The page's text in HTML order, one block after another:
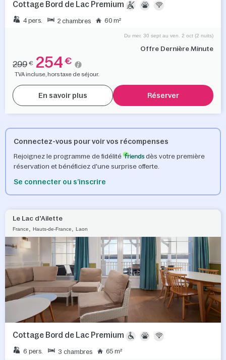
Cottage Bord de Lac Premium
4 pers. 2 chambres 60 m²
Offre Dernière Minute
Du mer. 30 sept au ven. 2 oct (2 nuits)
299 € 254 €
TVA incluse, hors taxe de séjour.
En savoir plus Réserver
Connectez-vous pour voir vos récompenses
Rejoignez le programme de fidélité
dès votre première
réservation et bénéficiez d'une surprise offerte.
Se connecter ou s’inscrire
Le Lac d'Ailette
France, Hauts-de-France, Laon
Cottage Bord de Lac Premium
6 pers. 3 chambres 65 m²